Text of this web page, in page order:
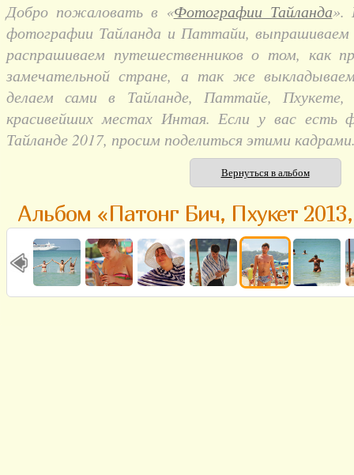
Добро пожаловать в «Фотографии Тайланда».
фотографии Тайланда и Паттайи, выпрашиваем
распрашиваем путешественников о том, как
замечательной стране, а так же
делаем сами в Тайланде, Паттайе,
красивейших местах Интая. Если у вас есть
Тайланде 2017, просим поделиться этими
Вернуться в альбом
Альбом «Патонг Бич, Пхукет